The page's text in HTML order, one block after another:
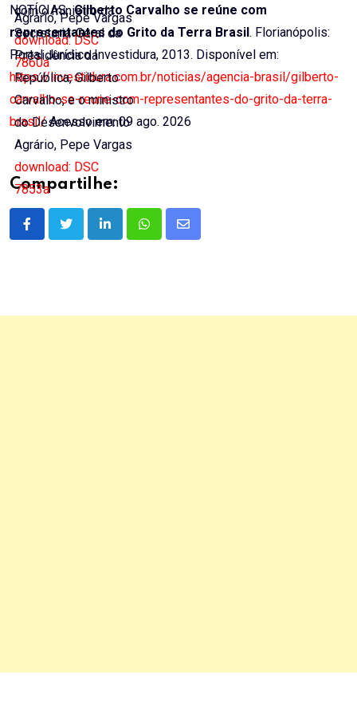
Agrário, Pepe Vargas
download: DSC
7860a
com o ministro da
Secretaria-Geral da
Presidência da
República, Gilberto
Carvalho, e o ministro
do Desenvolvimento
Agrário, Pepe Vargas
download: DSC
7853a
NOTÍCIAS,.Gilberto Carvalho se reúne com
representantes do Grito da Terra Brasil . Florianópolis:
Portal Jurídico Investidura, 2013. Disponível em:
https://investidura.com.br/noticias/agencia-brasil/gilberto-
carvalho-se-reune-com-representantes-do-grito-da-terra-
brasil/Acesso em: 09 ago. 2026
Compartilhe:
LinkedInWhatsappShare